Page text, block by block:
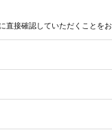
直接確認していただくことを